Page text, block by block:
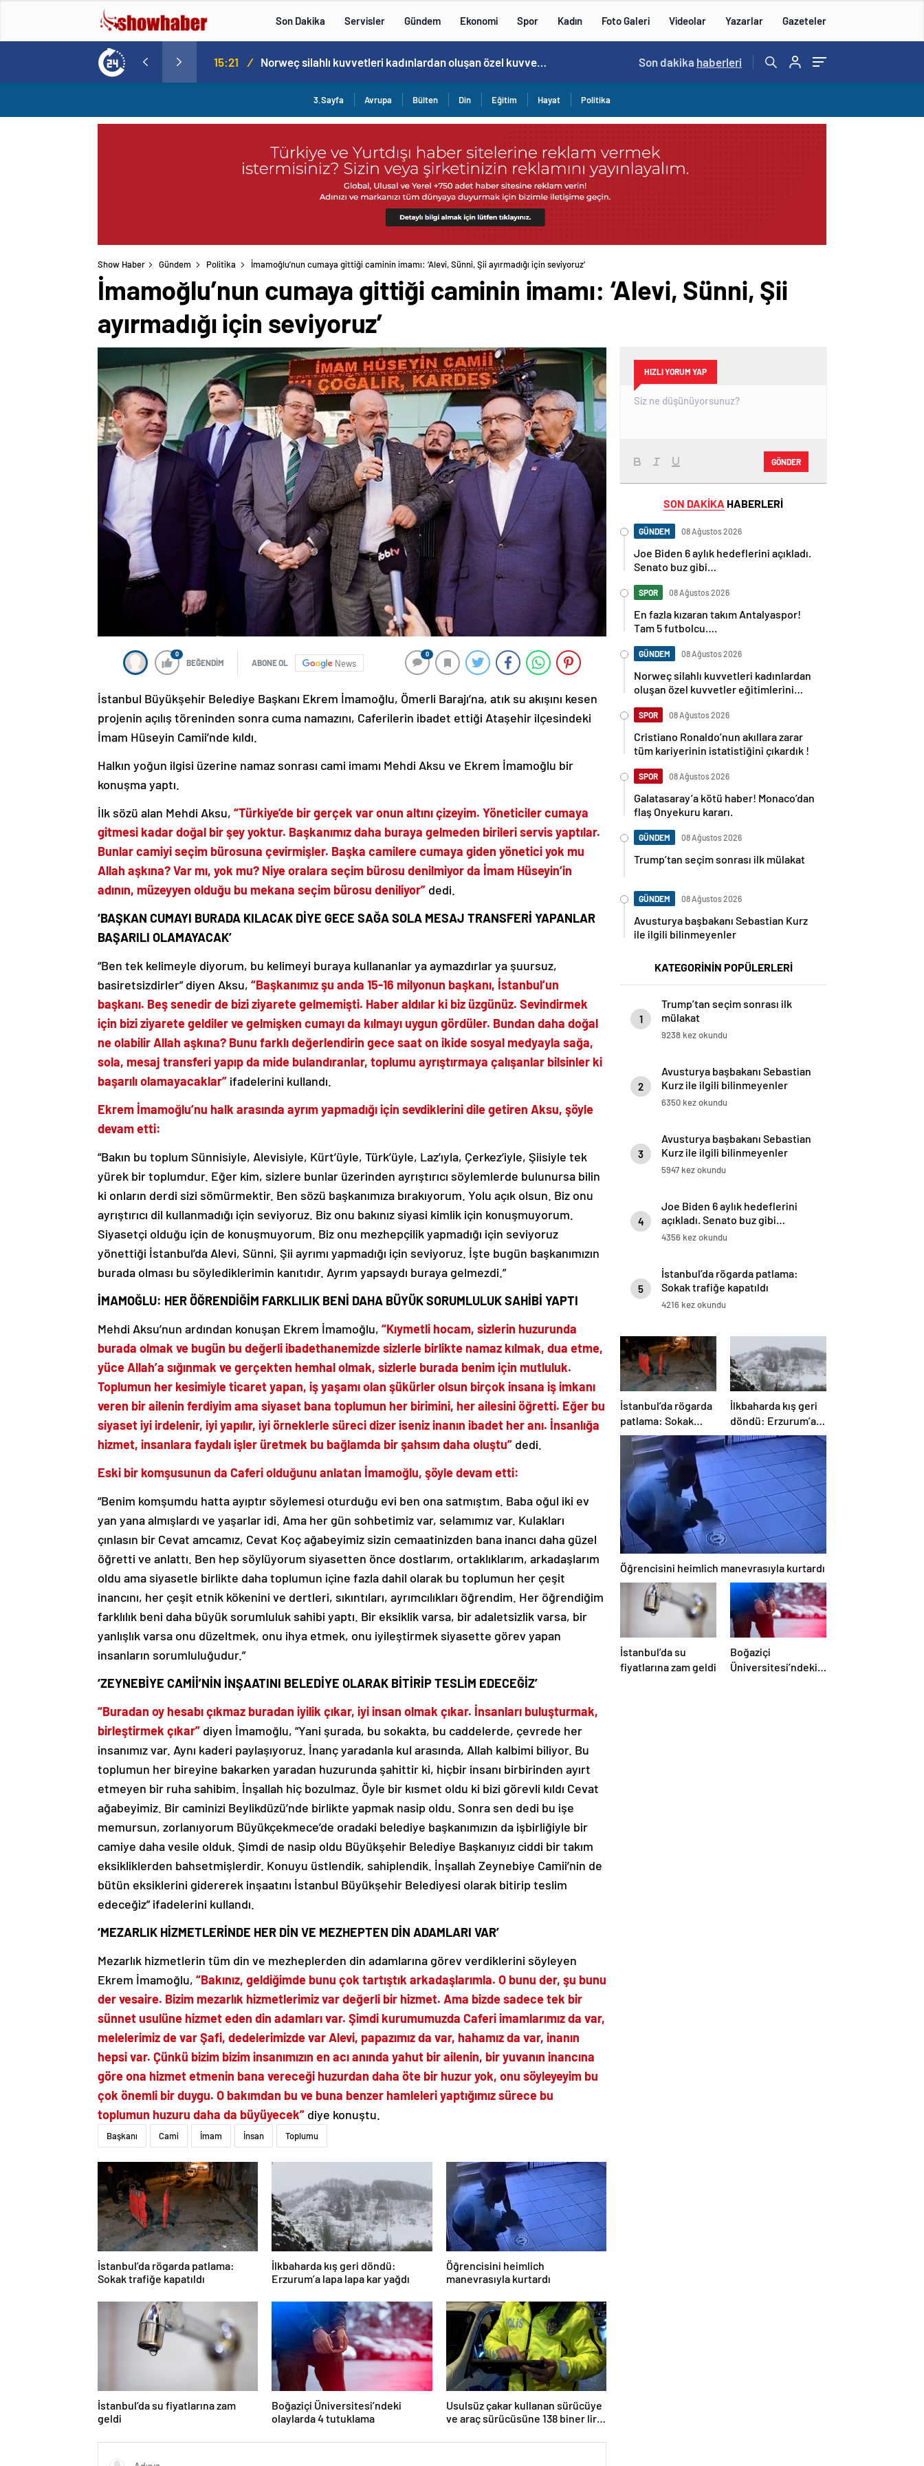
Son Dakika Servisler Gündem Ekonomi Spor Kadın Foto Galeri Videolar Yazarlar Gazeteler
Tam 5 futbolcu…. 15:21 / Norweç silahlı kuvvetleri kadınlardan oluşan özel kuvvetler eğitimlerini başlattı. 15:20 /
Son dakika haberleri
3.Sayfa Avrupa Bülten Din Eğitim Hayat Politika
Show Haber Gündem Politika İmamoğlu’nun cumaya gittiği caminin imamı: ‘Alevi, Sünni, Şii ayırmadığı için seviyoruz’
İmamoğlu’nun cumaya gittiği caminin imamı: ‘Alevi, Sünni, Şii
ayırmadığı için seviyoruz’
0
BEĞENDİM ABONE OL News
0
İstanbul Büyükşehir Belediye Başkanı Ekrem İmamoğlu, Ömerli Barajı’na, atık su akışını kesen
projenin açılış töreninden sonra cuma namazını, Caferilerin ibadet ettiği Ataşehir ilçesindeki
İmam Hüseyin Camii’nde kıldı.
Halkın yoğun ilgisi üzerine namaz sonrası cami imamı Mehdi Aksu ve Ekrem İmamoğlu bir
konuşma yaptı.
İlk sözü alan Mehdi Aksu, “Türkiye’de bir gerçek var onun altını çizeyim. Yöneticiler cumaya
gitmesi kadar doğal bir şey yoktur. Başkanımız daha buraya gelmeden birileri servis yaptılar.
Bunlar camiyi seçim bürosuna çevirmişler. Başka camilere cumaya giden yönetici yok mu
Allah aşkına? Var mı, yok mu? Niye oralara seçim bürosu denilmiyor da İmam Hüseyin’in
adının, müzeyyen olduğu bu mekana seçim bürosu deniliyor” dedi.
‘BAŞKAN CUMAYI BURADA KILACAK DİYE GECE SAĞA SOLA MESAJ TRANSFERİ YAPANLAR
BAŞARILI OLAMAYACAK’
“Ben tek kelimeyle diyorum, bu kelimeyi buraya kullananlar ya aymazdırlar ya şuursuz,
basiretsizdirler” diyen Aksu, “Başkanımız şu anda 15-16 milyonun başkanı, İstanbul’un
başkanı. Beş senedir de bizi ziyarete gelmemişti. Haber aldılar ki biz üzgünüz. Sevindirmek
için bizi ziyarete geldiler ve gelmişken cumayı da kılmayı uygun gördüler. Bundan daha doğal
ne olabilir Allah aşkına? Bunu farklı değerlendirin gece saat on ikide sosyal medyayla sağa,
sola, mesaj transferi yapıp da mide bulandıranlar, toplumu ayrıştırmaya çalışanlar bilsinler ki
başarılı olamayacaklar” ifadelerini kullandı.
Ekrem İmamoğlu’nu halk arasında ayrım yapmadığı için sevdiklerini dile getiren Aksu, şöyle
devam etti:
“Bakın bu toplum Sünnisiyle, Alevisiyle, Kürt’üyle, Türk’üyle, Laz’ıyla, Çerkez’iyle, Şiisiyle tek
yürek bir toplumdur. Eğer kim, sizlere bunlar üzerinden ayrıştırıcı söylemlerde bulunursa bilin
ki onların derdi sizi sömürmektir. Ben sözü başkanımıza bırakıyorum. Yolu açık olsun. Biz onu
ayrıştırıcı dil kullanmadığı için seviyoruz. Biz onu bakınız siyasi kimlik için konuşmuyorum.
Siyasetçi olduğu için de konuşmuyorum. Biz onu mezhepçilik yapmadığı için seviyoruz
yönettiği İstanbul’da Alevi, Sünni, Şii ayrımı yapmadığı için seviyoruz. İşte bugün başkanımızın
burada olması bu söylediklerimin kanıtıdır. Ayrım yapsaydı buraya gelmezdi.”
İMAMOĞLU: HER ÖĞRENDİĞİM FARKLILIK BENİ DAHA BÜYÜK SORUMLULUK SAHİBİ YAPTI
Mehdi Aksu’nun ardından konuşan Ekrem İmamoğlu, “Kıymetli hocam, sizlerin huzurunda
burada olmak ve bugün bu değerli ibadethanemizde sizlerle birlikte namaz kılmak, dua etme,
yüce Allah’a sığınmak ve gerçekten hemhal olmak, sizlerle burada benim için mutluluk.
Toplumun her kesimiyle ticaret yapan, iş yaşamı olan şükürler olsun birçok insana iş imkanı
veren bir ailenin ferdiyim ama siyaset bana toplumun her birimini, her ailesini öğretti. Eğer bu
siyaset iyi irdelenir, iyi yapılır, iyi örneklerle süreci dizer iseniz inanın ibadet her anı. İnsanlığa
hizmet, insanlara faydalı işler üretmek bu bağlamda bir şahsım daha oluştu” dedi.
Eski bir komşusunun da Caferi olduğunu anlatan İmamoğlu, şöyle devam etti:
“Benim komşumdu hatta ayıptır söylemesi oturduğu evi ben ona satmıştım. Baba oğul iki ev
yan yana almışlardı ve yaşarlar idi. Ama her gün sohbetimiz var, selamımız var. Kulakları
çınlasın bir Cevat amcamız, Cevat Koç ağabeyimiz sizin cemaatinizden bana inancı daha güzel
öğretti ve anlattı. Ben hep söylüyorum siyasetten önce dostlarım, ortaklıklarım, arkadaşlarım
oldu ama siyasetle birlikte daha toplumun içine fazla dahil olarak bu toplumun her çeşit
inancını, her çeşit etnik kökenini ve dertleri, sıkıntıları, ayrımcılıkları öğrendim. Her öğrendiğim
farklılık beni daha büyük sorumluluk sahibi yaptı. Bir eksiklik varsa, bir adaletsizlik varsa, bir
yanlışlık varsa onu düzeltmek, onu ihya etmek, onu iyileştirmek siyasette görev yapan
insanların sorumluluğudur.”
‘ZEYNEBİYE CAMİİ’NİN İNŞAATINI BELEDİYE OLARAK BİTİRİP TESLİM EDECEĞİZ’
“Buradan oy hesabı çıkmaz buradan iyilik çıkar, iyi insan olmak çıkar. İnsanları buluşturmak,
birleştirmek çıkar” diyen İmamoğlu, “Yani şurada, bu sokakta, bu caddelerde, çevrede her
insanımız var. Aynı kaderi paylaşıyoruz. İnanç yaradanla kul arasında, Allah kalbimi biliyor. Bu
toplumun her bireyine bakarken yaradan huzurunda şahittir ki, hiçbir insanı birbirinden ayırt
etmeyen bir ruha sahibim. İnşallah hiç bozulmaz. Öyle bir kısmet oldu ki bizi görevli kıldı Cevat
ağabeyimiz. Bir caminizi Beylikdüzü’nde birlikte yapmak nasip oldu. Sonra sen dedi bu işe
memursun, zorlanıyorum Büyükçekmece’de oradaki belediye başkanımızın da işbirliğiyle bir
camiye daha vesile olduk. Şimdi de nasip oldu Büyükşehir Belediye Başkanıyız ciddi bir takım
eksikliklerden bahsetmişlerdir. Konuyu üstlendik, sahiplendik. İnşallah Zeynebiye Camii’nin de
bütün eksiklerini gidererek inşaatını İstanbul Büyükşehir Belediyesi olarak bitirip teslim
edeceğiz” ifadelerini kullandı.
‘MEZARLIK HİZMETLERİNDE HER DİN VE MEZHEPTEN DİN ADAMLARI VAR’
Mezarlık hizmetlerin tüm din ve mezheplerden din adamlarına görev verdiklerini söyleyen
Ekrem İmamoğlu, “Bakınız, geldiğimde bunu çok tartıştık arkadaşlarımla. O bunu der, şu bunu
der vesaire. Bizim mezarlık hizmetlerimiz var değerli bir hizmet. Ama bizde sadece tek bir
sünnet usulüne hizmet eden din adamları var. Şimdi kurumumuzda Caferi imamlarımız da var,
melelerimiz de var Şafi, dedelerimizde var Alevi, papazımız da var, hahamız da var, inanın
hepsi var. Çünkü bizim bizim insanımızın en acı anında yahut bir ailenin, bir yuvanın inancına
göre ona hizmet etmenin bana vereceği huzurdan daha öte bir huzur yok, onu söyleyeyim bu
çok önemli bir duygu. O bakımdan bu ve buna benzer hamleleri yaptığımız sürece bu
toplumun huzuru daha da büyüyecek” diye konuştu.
Başkanı Cami İmam İnsan Toplumu
İstanbul’da rögarda patlama:
Sokak trafiğe kapatıldı
İlkbaharda kış geri döndü:
Erzurum’a lapa lapa kar yağdı
Öğrencisini heimlich
manevrasıyla kurtardı
İstanbul’da su fiyatlarına zam
geldi
Boğaziçi Üniversitesi’ndeki
olaylarda 4 tutuklama
Usulsüz çakar kullanan sürücüye
ve araç sürücüsüne 138 biner lira
HIZLI YORUM YAP
GÖNDER
SON DAKİKA HABERLERİ
GÜNDEM 08 Ağustos 2026
Joe Biden 6 aylık hedeflerini açıkladı.
Senato buz gibi…
SPOR 08 Ağustos 2026
En fazla kızaran takım Antalyaspor!
Tam 5 futbolcu….
GÜNDEM 08 Ağustos 2026
Norweç silahlı kuvvetleri kadınlardan
oluşan özel kuvvetler eğitimlerini
SPOR 08 Ağustos 2026
Cristiano Ronaldo’nun akıllara zarar
tüm kariyerinin istatistiğini çıkardık !
SPOR 08 Ağustos 2026
Galatasaray’a kötü haber! Monaco’dan
flaş Onyekuru kararı.
GÜNDEM 08 Ağustos 2026
Trump’tan seçim sonrası ilk mülakat
GÜNDEM 08 Ağustos 2026
Avusturya başbakanı Sebastian Kurz
ile ilgili bilinmeyenler
KATEGORİNİN POPÜLERLERİ
1
Trump’tan seçim sonrası ilk
mülakat
9238 kez okundu
2
Avusturya başbakanı Sebastian
Kurz ile ilgili bilinmeyenler
6350 kez okundu
3
Avusturya başbakanı Sebastian
Kurz ile ilgili bilinmeyenler
5947 kez okundu
4
Joe Biden 6 aylık hedeflerini
açıkladı. Senato buz gibi…
4356 kez okundu
5
İstanbul’da rögarda patlama:
Sokak trafiğe kapatıldı
4216 kez okundu
İstanbul’da rögarda
patlama: Sokak
trafiğe kapatıldı
İlkbaharda kış geri
döndü: Erzurum’a
lapa lapa kar yağdı
Öğrencisini heimlich manevrasıyla kurtardı
İstanbul’da su
fiyatlarına zam geldi
Boğaziçi
Üniversitesi’ndeki